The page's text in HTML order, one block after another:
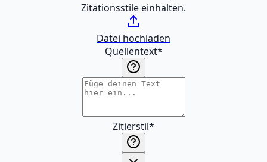
Zitationsstile einhalten.
Datei hochladen
Quellentext*
Zitierstil*